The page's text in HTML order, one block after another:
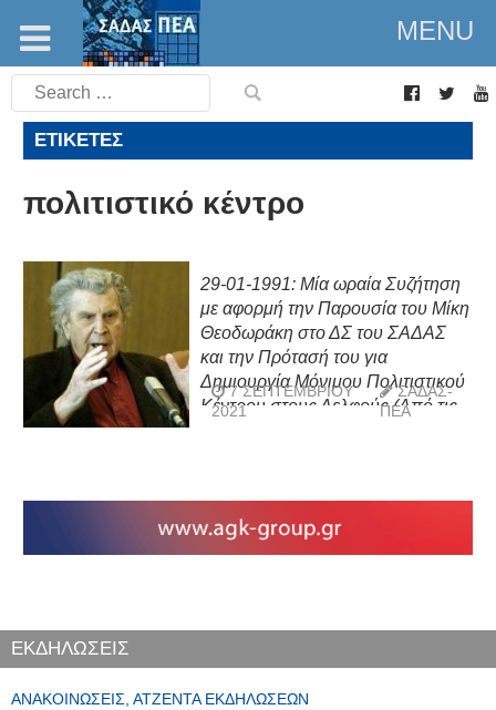
MENU
Search
for:
ΕΤΙΚΈΤΕΣ
πολιτιστικό κέντρο
29-01-1991: Μία ωραία Συζήτηση
με αφορμή την Παρουσία του Μίκη
Θεοδωράκη στο ΔΣ του ΣΑΔΑΣ
και την Πρότασή του για
Δημιουργία Μόνιμου Πολιτιστικού
Κέντρου στους Δελφούς (Από τις
7 ΣΕΠΤΕΜΒΡΊΟΥ
2021
ΣΑΔΑΣ-
ΠΕΑ
ΕΚΔΗΛΩΣΕΙΣ
ΑΝΑΚΟΙΝΏΣΕΙΣ, ΑΤΖΈΝΤΑ ΕΚΔΗΛΏΣΕΩΝ